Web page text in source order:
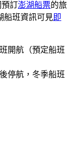
訂澎湖船票的旅
船班資訊可見即
開航（預定船班
停航，冬季船班